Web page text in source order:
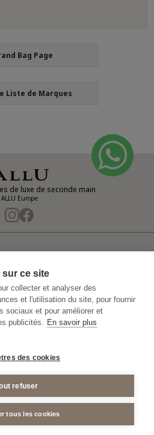
Bag Page
Liste de Marques
de luxe de seconde main
ALLU Europe
de la vidéosurveillance
Conditions générales d'achat
2026 ALLU Europe
ce site
collecter et analyser des
et l'utilisation du site, pour fournir
sociaux et pour améliorer et
publicités. En savoir plus
des cookies
refuser
tous les cookies